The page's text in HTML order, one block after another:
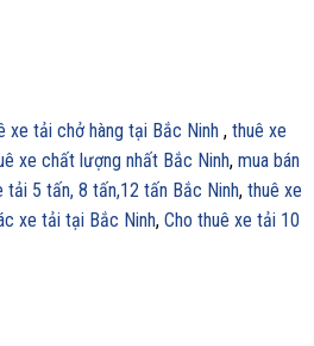
xe tải chở hàng tại Bắc Ninh , thuê xe
xe chất lượng nhất Bắc Ninh, mua bán
tải 5 tấn, 8 tấn,12 tấn Bắc Ninh, thuê xe
xe tải tại Bắc Ninh, Cho thuê xe tải 10